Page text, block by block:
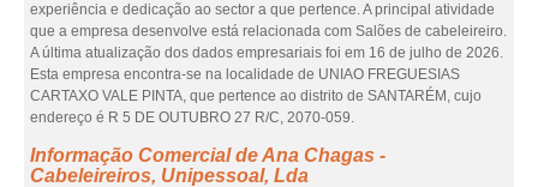
experiência e dedicação ao sector a que pertence. A principal atividade
que a empresa desenvolve está relacionada com Salões de cabeleireiro.
A última atualização dos dados empresariais foi em 16 de julho de 2026.
Esta empresa encontra-se na localidade de UNIAO FREGUESIAS
CARTAXO VALE PINTA, que pertence ao distrito de SANTARÉM, cujo
endereço é R 5 DE OUTUBRO 27 R/C, 2070-059.
Informação Comercial de Ana Chagas -
Cabeleireiros, Unipessoal, Lda